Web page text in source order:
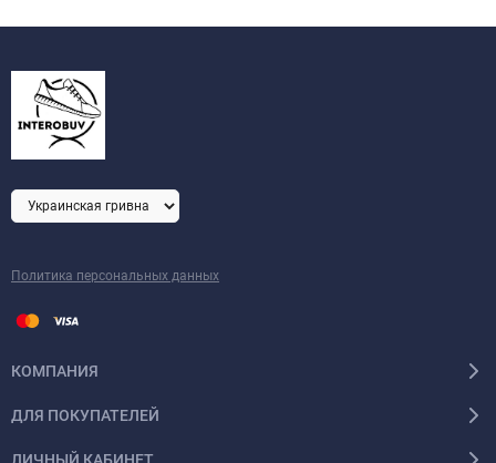
Политика персональных данных
КОМПАНИЯ
ДЛЯ ПОКУПАТЕЛЕЙ
ЛИЧНЫЙ КАБИНЕТ